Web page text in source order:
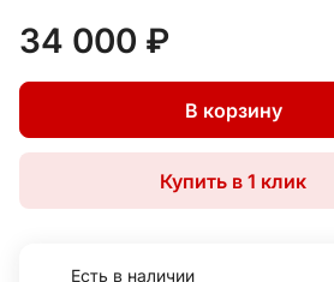
34 000 ₽
В корзину
Купить в 1 клик
Есть в наличии